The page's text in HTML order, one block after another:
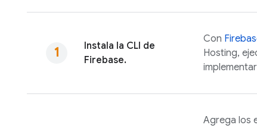
Instala la CLI de
Firebase.
Con
Hosting,
Agrega los